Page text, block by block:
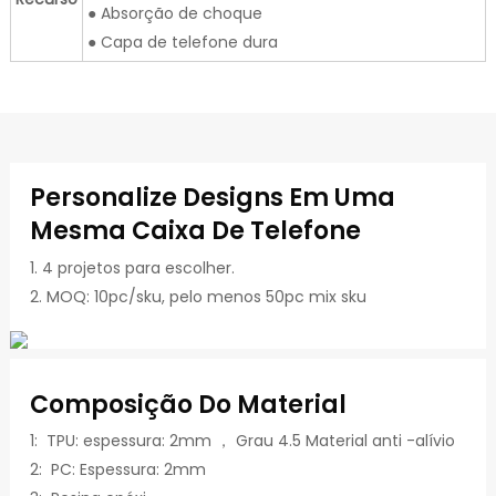
● Absorção de choque
● Capa de telefone dura
Personalize Designs Em Uma
Mesma Caixa De Telefone
1. 4 projetos para escolher.
2. MOQ: 10pc/sku, pelo menos 50pc mix sku
Composição Do Material
1: TPU: espessura: 2mm ， Grau 4.5 Material anti -alívio
2: PC: Espessura: 2mm